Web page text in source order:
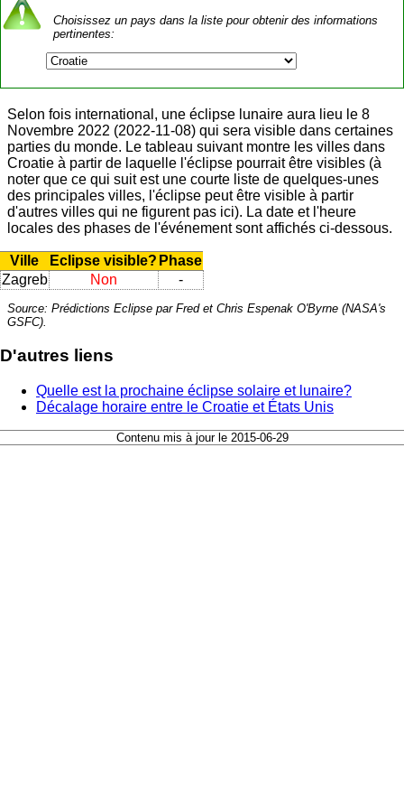
Choisissez un pays dans la liste pour obtenir des informations
pertinentes:
Selon fois international, une éclipse lunaire aura lieu le 8
Novembre 2022 (2022-11-08) qui sera visible dans certaines
parties du monde. Le tableau suivant montre les villes dans
Croatie à partir de laquelle l'éclipse pourrait être visibles (à
noter que ce qui suit est une courte liste de quelques-unes
des principales villes, l'éclipse peut être visible à partir
d'autres villes qui ne figurent pas ici). La date et l'heure
locales des phases de l'événement sont affichés ci-dessous.
Ville Eclipse visible? Phase
Zagreb
Non -
Source: Prédictions Eclipse par Fred et Chris Espenak O'Byrne (NASA's
GSFC).
D'autres liens
Quelle est la prochaine éclipse solaire et lunaire?
Décalage horaire entre le Croatie et États Unis
Contenu mis à jour le 2015-06-29